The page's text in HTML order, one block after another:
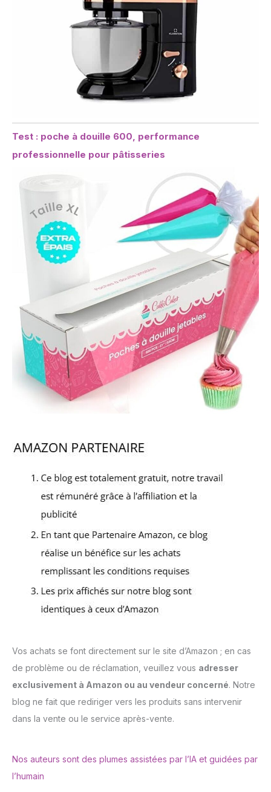
Test : poche à douille 600, performance
professionnelle pour pâtisseries
Vos achats se font directement sur le site d’Amazon ; en cas
de problème ou de réclamation, veuillez vous adresser
exclusivement à Amazon ou au vendeur concerné. Notre
blog ne fait que rediriger vers les produits sans intervenir
dans la vente ou le service après-vente.
Nos auteurs sont des plumes assistées par l’IA et guidées par
l’humain